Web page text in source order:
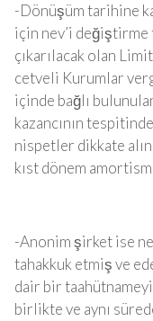
-Dönüşüm tarihine
için nev’i
çıkarılacak olan
cetveli Kurumlar
içinde bağlı
kazancının
nispetler dikkate
kıst dönem
-Anonim şirket ise
tahakkuk etmiş ve
dair bir
birlikte ve aynı